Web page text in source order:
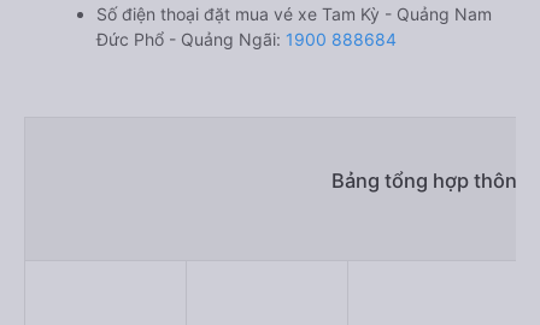
Số điện thoại đặt mua vé xe Tam Kỳ - Quảng Nam
Đức Phổ - Quảng Ngãi: 1900 888684
Bảng tổng hợp thông